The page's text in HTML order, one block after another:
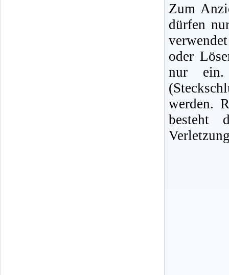
Zum
dürfen
oder
nur ein.
werden.
besteht